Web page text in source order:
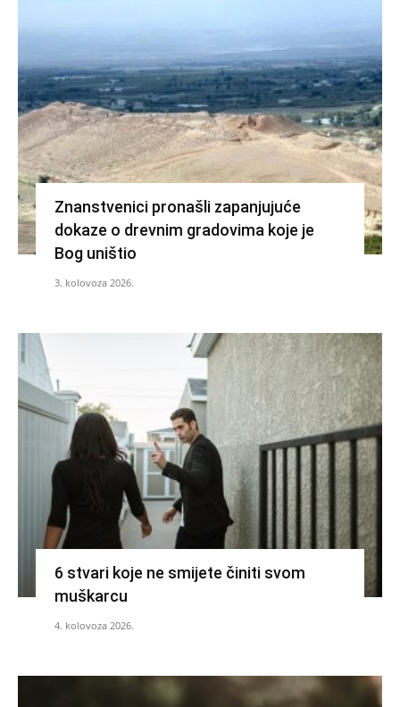
Znanstvenici pronašli zapanjujuće
dokaze o drevnim gradovima koje je
Bog uništio
3. kolovoza 2026.
6 stvari koje ne smijete činiti svom
muškarcu
4. kolovoza 2026.